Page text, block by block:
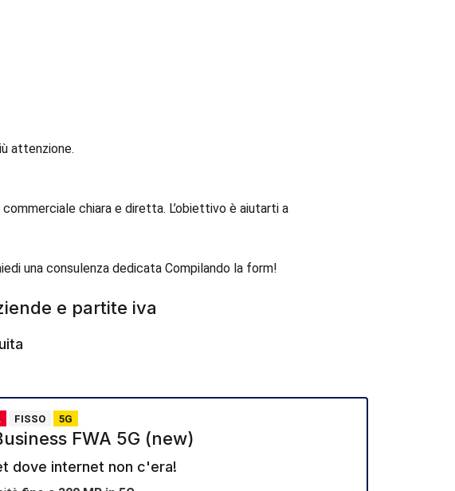
attenzione.
chiara e diretta. L’obiettivo è aiutarti a
una consulenza dedicata Compilando la form!
e partite iva
FISSO 5G
FWA 5G (new)
dove internet non c'era!